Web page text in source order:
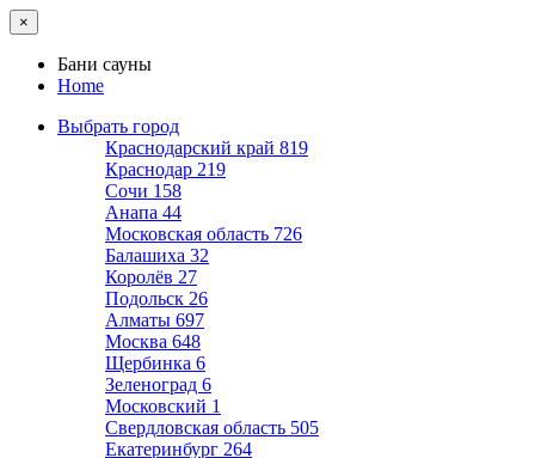
×
Бани сауны
Home
Выбрать город
Краснодарский край 819
Краснодар 219
Сочи 158
Анапа 44
Московская область 726
Балашиха 32
Королёв 27
Подольск 26
Алматы 697
Москва 648
Щербинка 6
Зеленоград 6
Московский 1
Свердловская область 505
Екатеринбург 264